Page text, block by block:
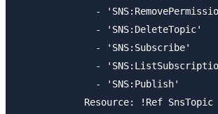
-
              - 'SNS:DeleteTopic'
              - 'SNS:Subscribe'
-
              - 'SNS:Publish'
            Resource: !Ref SnsTopic